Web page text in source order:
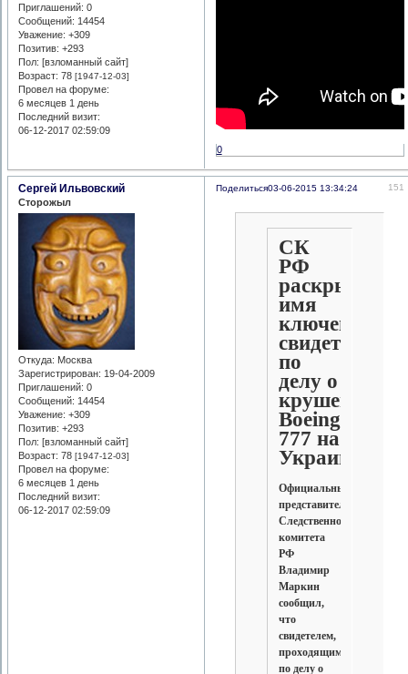
Приглашений: 0
Сообщений: 14454
Уважение: +309
Позитив: +293
Пол: [взломанный сайт]
Возраст: 78[1947-12-03]
Провел на форуме:
6 месяцев 1 день
Последний визит:
06-12-2017 02:59:09
0
Поделиться 151
03-06-2015 13:34:24
Сергей Ильвовский
Сторожыл
Откуда: Москва
Зарегистрирован: 19-04-2009
Приглашений: 0
Сообщений: 14454
Уважение: +309
Позитив: +293
Пол: [взломанный сайт]
Возраст: 78[1947-12-03]
Провел на форуме:
6 месяцев 1 день
Последний визит:
06-12-2017 02:59:09
СК
РФ
раскрыл
имя
ключевого
свидетеля
по
делу о
крушении
Boeing
777 на
Украине
Официальный
представитель
Следственного
комитета
РФ
Владимир
Маркин
сообщил,
что
свидетелем,
проходящим
по делу о